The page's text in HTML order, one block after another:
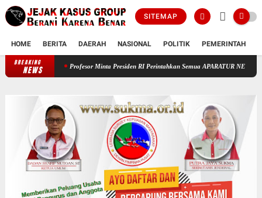
SITEMAP
HOME BERITA DAERAH NASIONAL POLITIK PEMERINTAH
BREAKING
NEWS
Profesor Minta Presiden RI Perintahkan Semua APARATUR NEGARA Di